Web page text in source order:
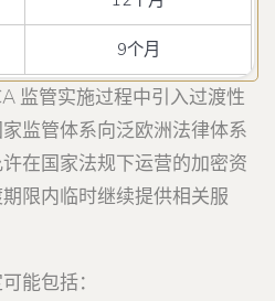
9个月
监管实施过程中引入过渡性
监管体系向泛欧洲法律体系
在国家法规下运营的加密资
限内临时继续提供相关服
能包括：